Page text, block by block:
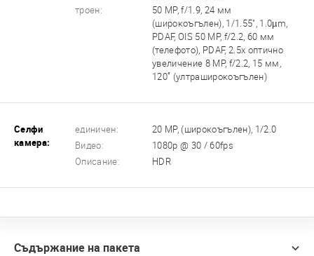
троен:
50 MP, f/1.9, 24 мм
(широкоъгълен), 1/1.55", 1.0µm,
PDAF, OIS 50 MP, f/2.2, 60 мм
(телефото), PDAF, 2.5x оптично
увеличение 8 MP, f/2.2, 15 мм,
120˚ (ултраширокоъгълен)
Селфи
камера:
единичен:
20 MP, (широкоъгълен), 1/2.0
Видео:
1080p @ 30 / 60fps
Описание:
HDR
Съдържание на пакета